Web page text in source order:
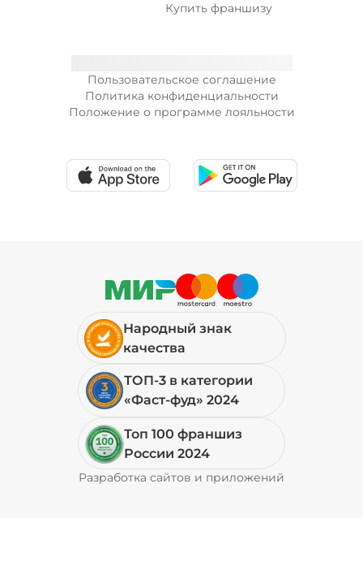
Пользовательское соглашение
Политика конфиденциальности
Положение о программе лояльности
Купить франшизу
Народный знак
качества
ТОП-3 в категории
«Фаст-фуд» 2024
Топ 100 франшиз
России 2024
Разработка сайтов и приложений
Pyrobyte